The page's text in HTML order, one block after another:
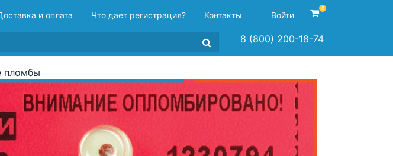
и оплата Что дает регистрация? Контакты Войти
0
8 (800) 200-18-74
пломбы